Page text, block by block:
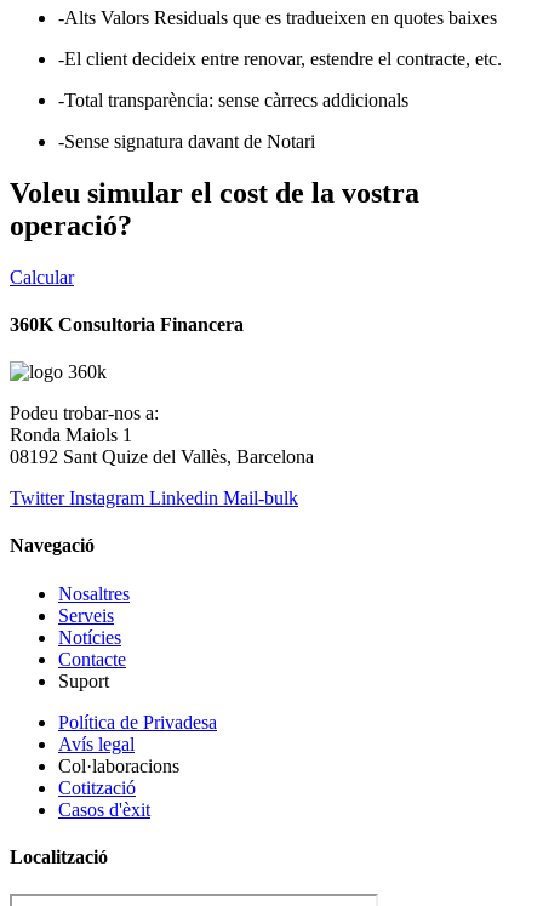
-Alts Valors Residuals que es tradueixen en quotes baixes
-El client decideix entre renovar, estendre el contracte, etc.
-Total transparència: sense càrrecs addicionals
-Sense signatura davant de Notari
Voleu simular el cost de la vostra
operació?
Calcular
360K Consultoria Financera
Podeu trobar-nos a:
Ronda Maiols 1
08192 Sant Quize del Vallès, Barcelona
Twitter Instagram Linkedin Mail-bulk
Navegació
Nosaltres
Serveis
Notícies
Contacte
Suport
Política de Privadesa
Avís legal
Col·laboracions
Cotització
Casos d'èxit
Localització